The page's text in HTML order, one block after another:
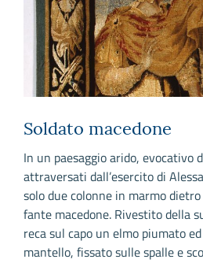
Soldato macedone
In un paesaggio arido,
attraversati dall’esercito di
solo due colonne in marmo
fante macedone. Rivestito della
reca sul capo un elmo piumato
mantello, fissato sulle spalle e